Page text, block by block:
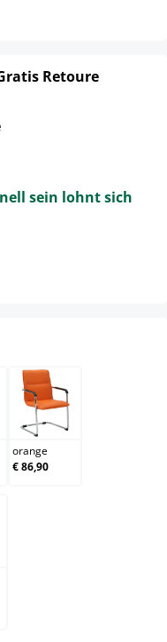
Retoure
sein lohnt sich
orange
orange
€ 86,90